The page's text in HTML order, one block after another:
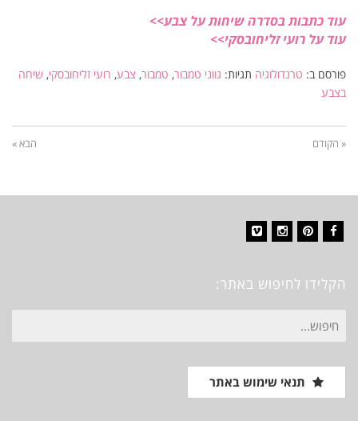
עוד כתבות בסדרה שיחות על צבע>>
עוד על רועי זליחובסקי>>
פורסם ב: טרנדולוגיה תגיות: גווני טמבור, טמבור, צבע, רועי זליחובסקי, שיחה
בצבע
« הקודם הבא »
הקלידו לחיפוש באתר:
חיפוש
עבור:
תנאי שימוש באתר